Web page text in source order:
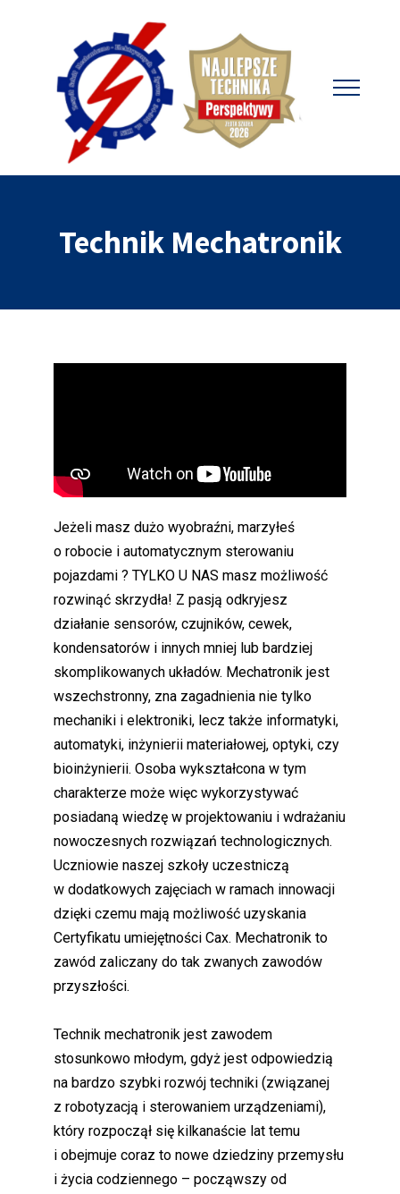
Technik Mechatronik
Jeżeli masz dużo wyobraźni, marzyłeś
o robocie i automatycznym sterowaniu
pojazdami ? TYLKO U NAS masz możliwość
rozwinąć skrzydła! Z pasją odkryjesz
działanie sensorów, czujników, cewek,
kondensatorów i innych mniej lub bardziej
skomplikowanych układów. Mechatronik jest
wszechstronny, zna zagadnienia nie tylko
mechaniki i elektroniki, lecz także informatyki,
automatyki, inżynierii materiałowej, optyki, czy
bioinżynierii. Osoba wykształcona w tym
charakterze może więc wykorzystywać
posiadaną wiedzę w projektowaniu i wdrażaniu
nowoczesnych rozwiązań technologicznych.
Uczniowie naszej szkoły uczestniczą
w dodatkowych zajęciach w ramach innowacji
dzięki czemu mają możliwość uzyskania
Certyfikatu umiejętności Cax. Mechatronik to
zawód zaliczany do tak zwanych zawodów
przyszłości.
Technik mechatronik jest zawodem
stosunkowo młodym, gdyż jest odpowiedzią
na bardzo szybki rozwój techniki (związanej
z robotyzacją i sterowaniem urządzeniami),
który rozpoczął się kilkanaście lat temu
i obejmuje coraz to nowe dziedziny przemysłu
i życia codziennego – począwszy od